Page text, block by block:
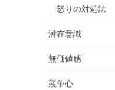
怒りの対処法
潜在意識
無価値感
競争心